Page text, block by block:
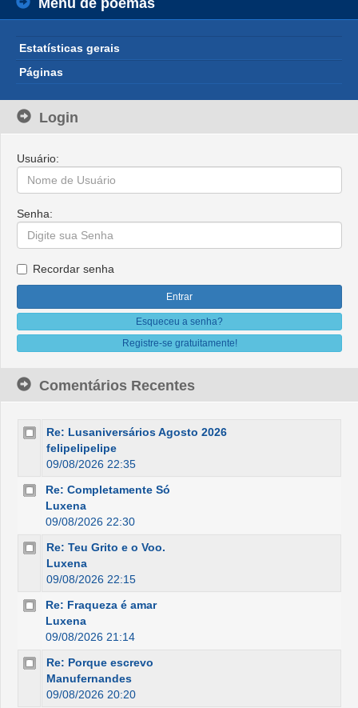
Menu de poemas
Estatísticas gerais
Páginas
Login
Usuário:
Senha:
Recordar senha
Esqueceu a senha?
Registre-se gratuitamente!
Comentários Recentes
Re: Lusaniversários Agosto 2026
felipelipelipe
09/08/2026 22:35
Re: Completamente Só
Luxena
09/08/2026 22:30
Re: Teu Grito e o Voo.
Luxena
09/08/2026 22:15
Re: Fraqueza é amar
Luxena
09/08/2026 21:14
Re: Porque escrevo
Manufernandes
09/08/2026 20:20